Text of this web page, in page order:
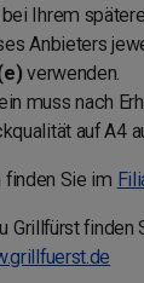
Ihrem
Anbieters
verwenden.
muss nach
auf A4
finden Sie im
Grillfürst finden